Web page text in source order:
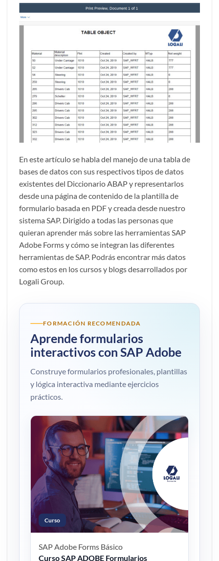
En este artículo se habla del manejo de una tabla de
bases de datos con sus respectivos tipos de datos
existentes del Diccionario ABAP y representarlos
desde una página de contenido de la plantilla de
formulario basada en PDF y creada desde nuestro
sistema SAP. Dirigido a todas las personas que
quieran aprender más sobre las herramientas SAP
Adobe Forms y cómo se integran las diferentes
herramientas de SAP. Podrás encontrar más datos
como estos en los cursos y blogs desarrollados por
Logali Group.
FORMACIÓN RECOMENDADA
Aprende formularios
interactivos con SAP Adobe
Construye formularios profesionales, plantillas
y lógica interactiva mediante ejercicios
prácticos.
Curso
SAP Adobe Forms Básico
Curso SAP ADOBE Formularios